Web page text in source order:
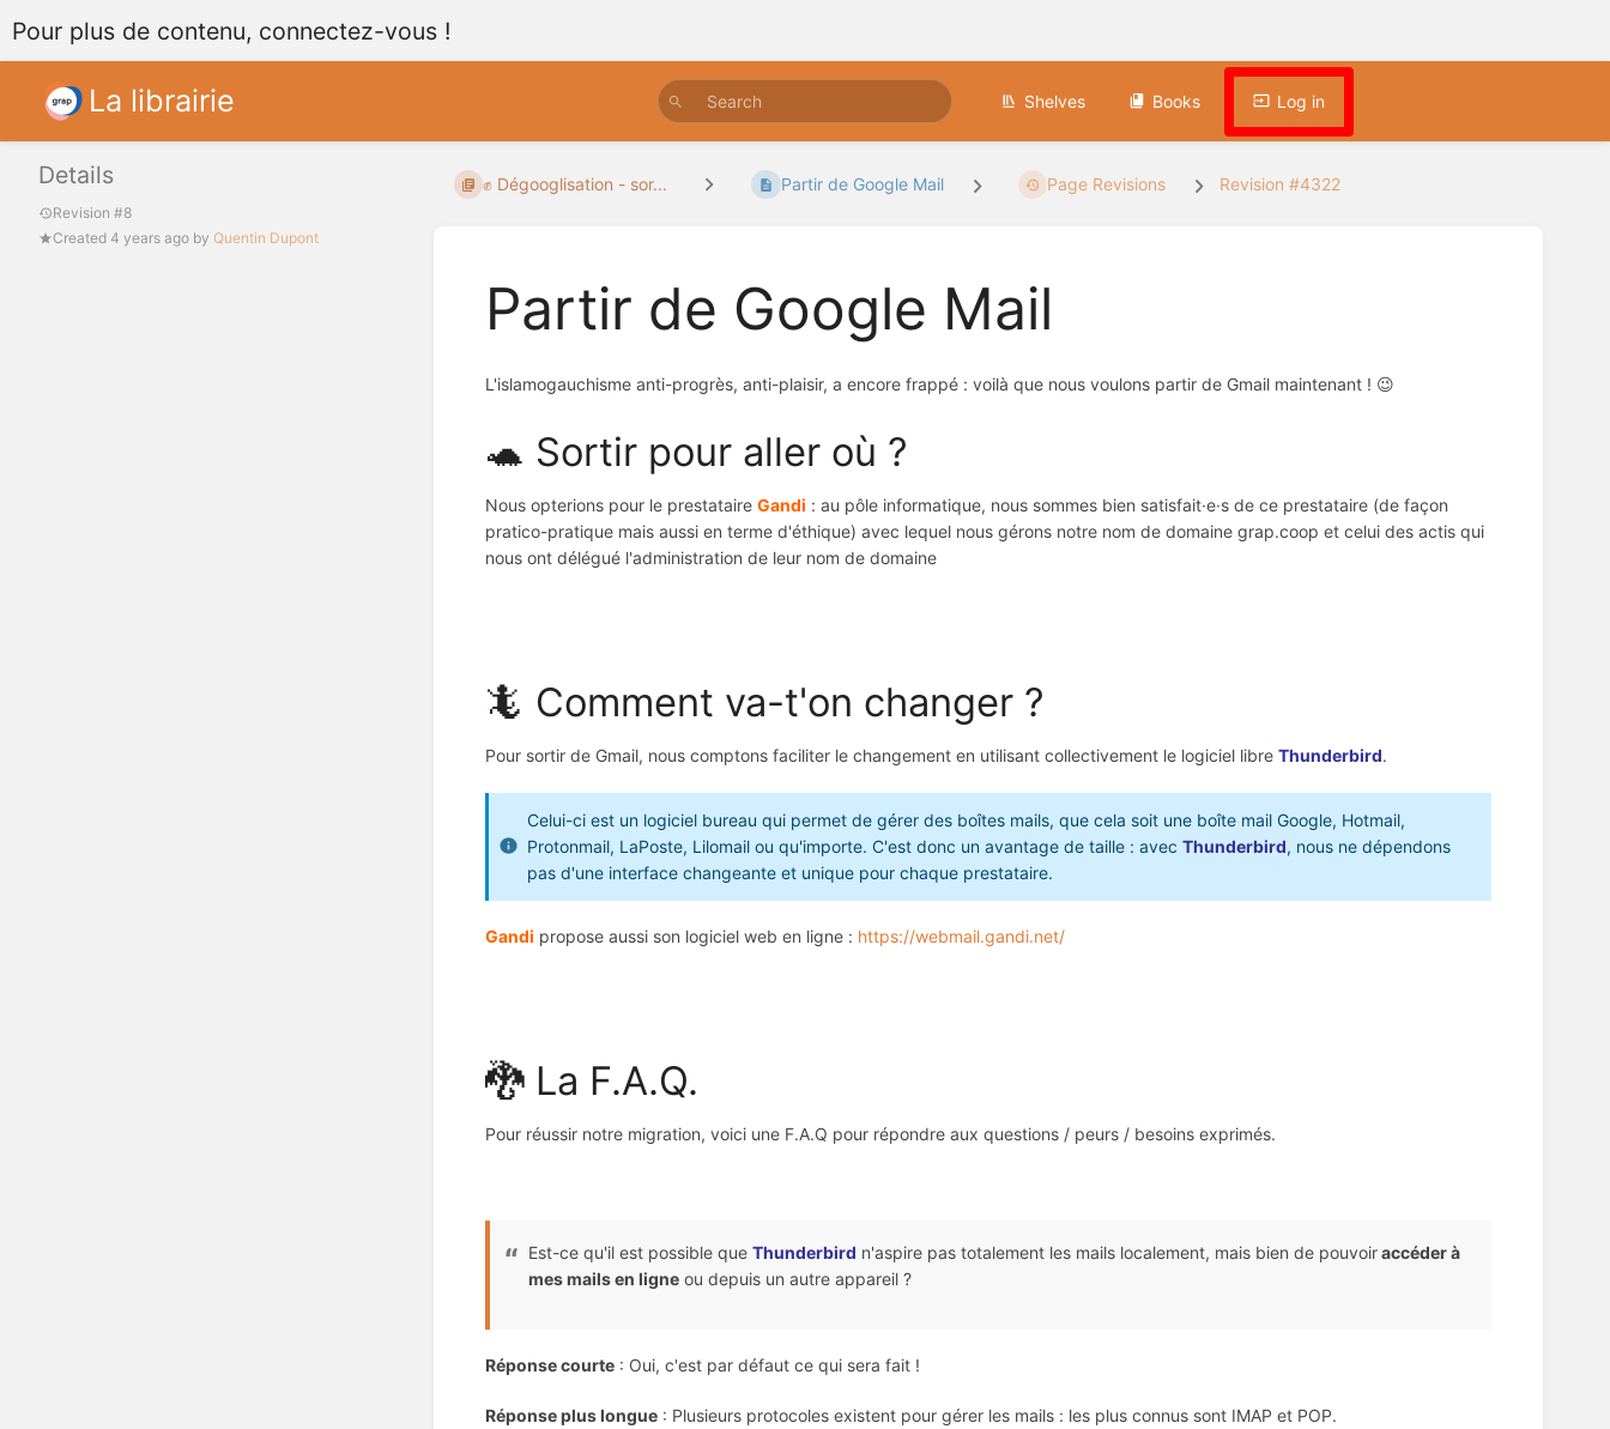
Pour plus de contenu, connectez-vous !
La librairie Shelves Books Log in
Details
Revision #8
Created 4 years ago by Quentin Dupont
✊ Dégooglisation - sor... Partir de Google Mail Page Revisions Revision #4322
Partir de Google Mail
L'islamogauchisme anti-progrès, anti-plaisir, a encore frappé : voilà que nous voulons partir de Gmail maintenant ! 😉
🐢 Sortir pour aller où ?
Nous opterions pour le prestataire Gandi : au pôle informatique, nous sommes bien satisfait·e·s de ce prestataire (de façon
pratico-pratique mais aussi en terme d'éthique) avec lequel nous gérons notre nom de domaine grap.coop et celui des actis qui
nous ont délégué l'administration de leur nom de domaine
🦎 Comment va-t'on changer ?
Pour sortir de Gmail, nous comptons faciliter le changement en utilisant collectivement le logiciel libre Thunderbird.
Celui-ci est un logiciel bureau qui permet de gérer des boîtes mails, que cela soit une boîte mail Google, Hotmail,
Protonmail, LaPoste, Lilomail ou qu'importe. C'est donc un avantage de taille : avec Thunderbird, nous ne dépendons
pas d'une interface changeante et unique pour chaque prestataire.
Gandi propose aussi son logiciel web en ligne : https://webmail.gandi.net/
🐉 La F.A.Q.
Pour réussir notre migration, voici une F.A.Q pour répondre aux questions / peurs / besoins exprimés.
Est-ce qu'il est possible que Thunderbird n'aspire pas totalement les mails localement, mais bien de pouvoiraccéder à
mes mails en ligne ou depuis un autre appareil ?
Réponse courte : Oui, c'est par défaut ce qui sera fait !
Réponse plus longue : Plusieurs protocoles existent pour gérer les mails : les plus connus sont IMAP et POP.